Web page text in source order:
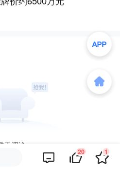
无评论
20 1